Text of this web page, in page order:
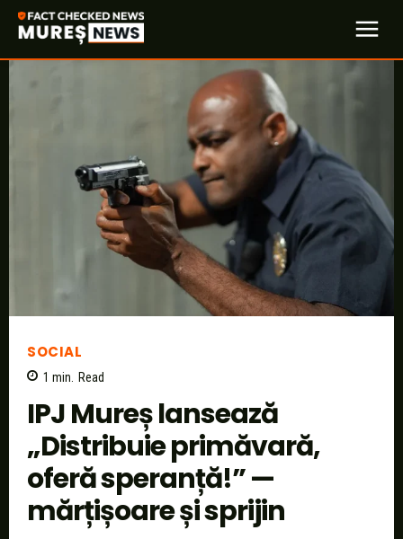
SOCIAL
1 min. Read
IPJ Mureș lansează
„Distribuie primăvară,
oferă speranță!” —
mărțișoare și sprijin